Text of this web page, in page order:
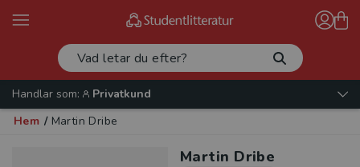
Handlar som:
Privatkund
Hem / Martin Dribe
Martin Dribe